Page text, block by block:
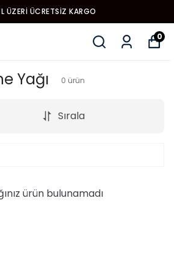
ÜZERI ÜCRETSIZ KARGO
0
Yağı 0 ürün
Sırala
ürün bulunamadı